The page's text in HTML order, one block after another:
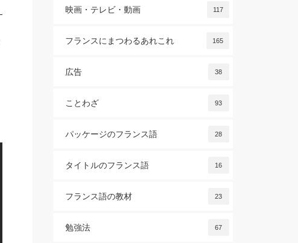
映画・テレビ・動画 117
フランスにまつわるあれこれ 165
広告 38
ことわざ 93
パッケージのフランス語 28
タイトルのフランス語 16
フランス語の教材 23
勉強法 67